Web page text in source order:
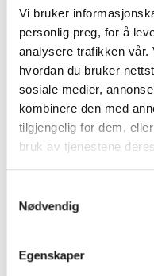
Vi bruker
personlig preg, for å
analysere trafikken vår.
hvordan du bruker
sosiale medier,
kombinere den med
tilgjengelig for dem,
bruk av tjenestene
Nødvendig
Egenskaper
NCC asfalterer E6
2022-06-21 07:30
NCC reduserer
80 prosent